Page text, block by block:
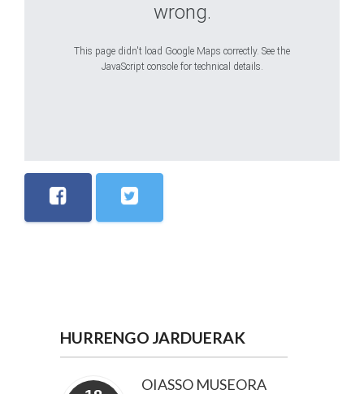
wrong.
This page didn't load Google Maps correctly. See the
JavaScript console for technical details.
HURRENGO JARDUERAK
OIASSO MUSEORA